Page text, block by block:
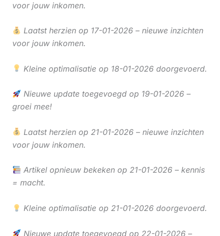
voor jouw inkomen.
Laatst herzien op 17-01-2026 – nieuwe inzichten
voor jouw inkomen.
Kleine optimalisatie op 18-01-2026 doorgevoerd.
Nieuwe update toegevoegd op 19-01-2026 –
groei mee!
Laatst herzien op 21-01-2026 – nieuwe inzichten
voor jouw inkomen.
Artikel opnieuw bekeken op 21-01-2026 – kennis
= macht.
Kleine optimalisatie op 21-01-2026 doorgevoerd.
Nieuwe update toegevoegd op 22-01-2026 –